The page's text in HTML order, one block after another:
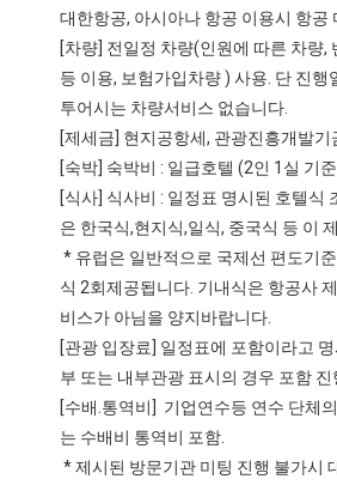
대한항공, 아시아나 항공 이용시 항공
[차량] 전일정 차량(인원에 따른 차량,
등 이용, 보험가입차량 ) 사용. 단 진
투어시는 차량서비스 없습니다.
[제세금] 현지공항세, 관광진흥개발기
[숙박] 숙박비 : 일급호텔 (2인 1실 기
[식사] 식사비 : 일정표 명시된 호텔식
은 한국식,현지식,일식, 중국식 등 이
* 유럽은 일반적으로 국제선 편도기
식 2회제공됩니다. 기내식은 항공사
비스가 아님을 양지바랍니다.
[관광 입장료] 일정표에 포함이라고
부 또는 내부관광 표시의 경우 포함 진
[수배.통역비] 기업연수등 연수 단체
는 수배비 통역비 포함.
* 제시된 방문기관 미팅 진행 불가시